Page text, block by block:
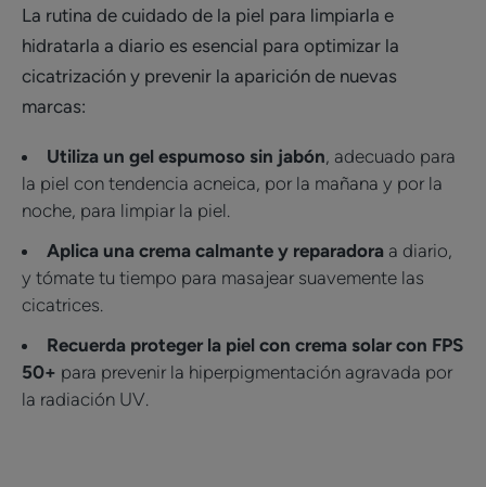
La rutina de cuidado de la piel para limpiarla e
hidratarla a diario es esencial para optimizar la
cicatrización y prevenir la aparición de nuevas
marcas:
Utiliza un gel espumoso sin jabón, adecuado para
la piel con tendencia acneica, por la mañana y por la
noche, para limpiar la piel.
Aplica una crema calmante y reparadora a diario,
y tómate tu tiempo para masajear suavemente las
cicatrices.
Recuerda proteger la piel con crema solar con FPS
50+ para prevenir la hiperpigmentación agravada por
la radiación UV.